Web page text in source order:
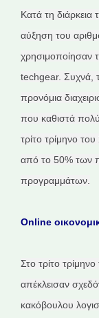
Κατά τη
αύξηση του
χρησιμοποίησαν
techgear. Συχνά,
προνόμια
που καθιστά
τρίτο τρίμηνο
από το 50% των
προγραμμάτων.
Online
Στο τρίτο
απέκλεισαν
κακόβουλου